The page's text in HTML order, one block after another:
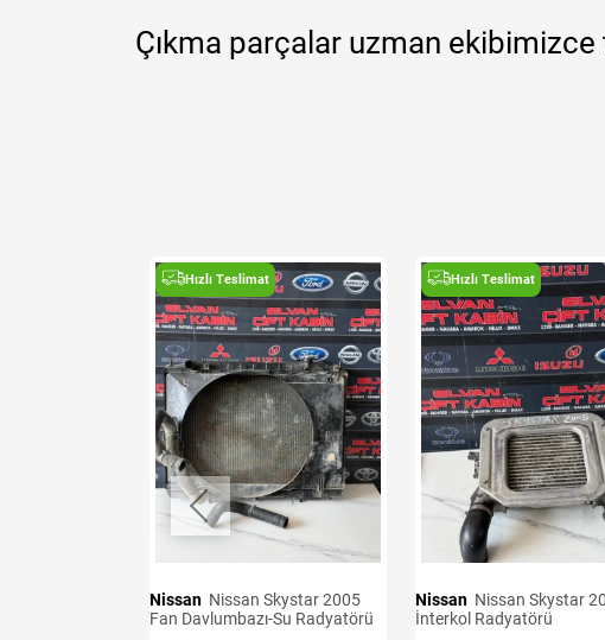
Çıkma parçalar uzman
Hızlı Teslimat
Nissan
Fan Davlumbazı-Su Radyatörü
Hızlı Teslimat
Nissan
İnterkol Radyatörü